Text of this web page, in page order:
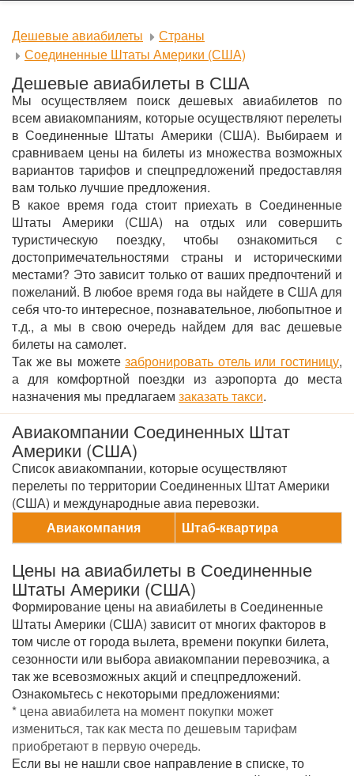
Дешевые авиабилеты
Страны
Соединенные Штаты Америки (США)
Дешевые авиабилеты в США
Мы осуществляем поиск дешевых авиабилетов по
всем авиакомпаниям, которые осуществляют перелеты
в Соединенные Штаты Америки (США). Выбираем и
сравниваем цены на билеты из множества возможных
вариантов тарифов и спецпредложений предоставляя
вам только лучшие предложения.
В какое время года стоит приехать в Соединенные
Штаты Америки (США) на отдых или совершить
туристическую поездку, чтобы ознакомиться с
достопримечательностями страны и историческими
местами? Это зависит только от ваших предпочтений и
пожеланий. В любое время года вы найдете в США для
себя что-то интересное, познавательное, любопытное и
т.д., а мы в свою очередь найдем для вас дешевые
билеты на самолет.
Так же вы можетезабронировать отель или гостиницу,
а для комфортной поездки из аэропорта до места
назначения мы предлагаем заказать такси.
Авиакомпании Соединенных Штат
Америки (США)
Список авиакомпании, которые осуществляют
перелеты по территории Соединенных Штат Америки
(США) и международные авиа перевозки.
Авиакомпания
Штаб-квартира
Цены на авиабилеты в Соединенные
Штаты Америки (США)
Формирование цены на авиабилеты в Соединенные
Штаты Америки (США) зависит от многих факторов в
том числе от города вылета, времени покупки билета,
сезонности или выбора авиакомпании перевозчика, а
так же всевозможных акций и спецпредложений.
Ознакомьтесь с некоторыми предложениями:
* цена авиабилета на момент покупки может
измениться, так как места по дешевым тарифам
приобретают в первую очередь.
Если вы не нашли свое направление в списке, то